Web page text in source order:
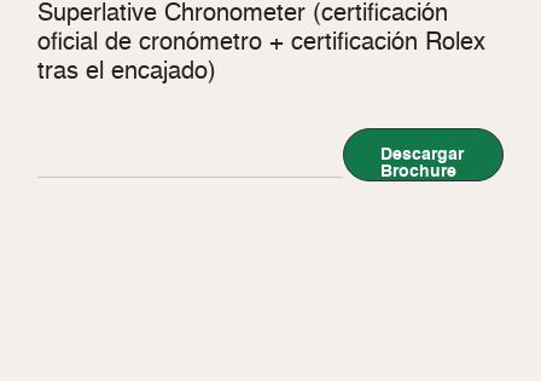
Superlative Chronometer (certificación
oficial de cronómetro + certificación Rolex
tras el encajado)
Descargar
Brochure